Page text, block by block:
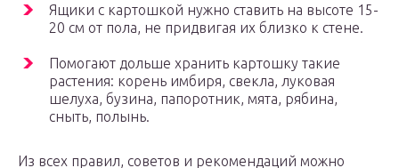
Ящики с картошкой нужно ставить на высоте 15-
20 см от пола, не придвигая их близко к стене.
Помогают дольше хранить картошку такие
растения: корень имбиря, свекла, луковая
шелуха, бузина, папоротник, мята, рябина,
сныть, полынь.
Из всех правил, советов и рекомендаций можно